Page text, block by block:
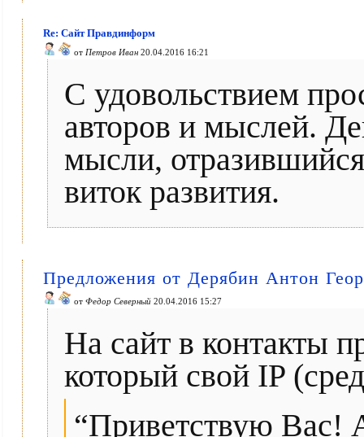
Re: Сайт Правдинформ
от Петров Иван 20.04.2016 16:21
С удовольствием
авторов и мыслей.
мысли, отразившийся
виток развития.
Предложения от Дерябин Антон
от Федор Северный 20.04.2016 15:27
На сайт в контакты
который свой IP
“Приветствую Вас!